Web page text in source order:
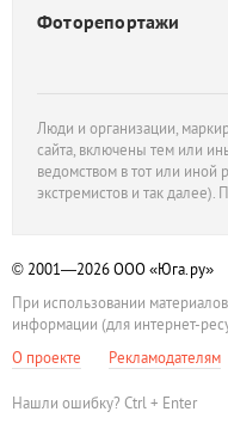
Фоторепортажи
Люди и организации,
сайта, включены тем или
ведомством в тот или иной
экстремистов и так далее).
© 2001—2026ООО «Юга.ру»
При использовании
информации (для интернет-
О проекте
Рекламодателям
Нашли ошибку? Ctrl + Enter